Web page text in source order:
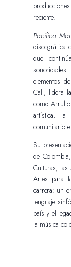
reciente.
Pacífico
discográfica
que
elementos
Cali, lidera
como Arrullo
artística, la
comunitario
Su
de
Culturas, las
Artes para
carrera: un
lenguaje
país y el
la música